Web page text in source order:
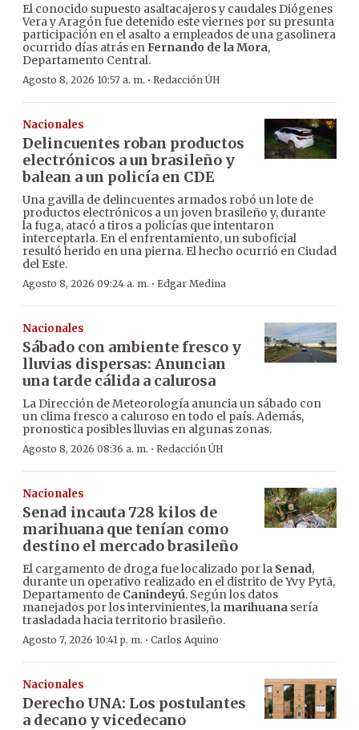
El conocido supuesto asaltacajeros y caudales Diógenes
Vera y Aragón fue detenido este viernes por su presunta
participación en el asalto a empleados de una gasolinera
ocurrido días atrás enFernando de la Mora,
Departamento Central.
Agosto 8, 2026 10:57 a. m. · Redacción ÚH
Nacionales
Delincuentes roban productos
electrónicos a un brasileño y
balean a un policía en CDE
Una gavilla de delincuentes armados robó un lote de
productos electrónicos a un joven brasileño y, durante
la fuga, atacó a tiros a policías que intentaron
interceptarla. En el enfrentamiento, un suboficial
resultó herido en una pierna. El hecho ocurrió en Ciudad
del Este.
Agosto 8, 2026 09:24 a. m. · Edgar Medina
Nacionales
Sábado con ambiente fresco y
lluvias dispersas: Anuncian
una tarde cálida a calurosa
La Dirección de Meteorología anuncia un sábado con
un clima fresco a caluroso en todo el país. Además,
pronostica posibles lluvias en algunas zonas.
Agosto 8, 2026 08:36 a. m. · Redacción ÚH
Nacionales
Senad incauta 728 kilos de
marihuana que tenían como
destino el mercado brasileño
El cargamento de droga fue localizado por la Senad,
durante un operativo realizado en el distrito de Yvy Pytã,
Departamento de Canindeyú. Según los datos
manejados por los intervinientes, la marihuana sería
trasladada hacia territorio brasileño.
Agosto 7, 2026 10:41 p. m. · Carlos Aquino
Nacionales
Derecho UNA: Los postulantes
a decano y vicedecano